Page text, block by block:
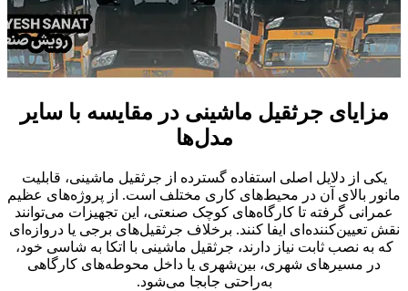
مزایای جرثقیل ماشینی در مقایسه با سایر
مدل‌ها
یکی از دلایل اصلی استفاده گسترده از جرثقیل ماشینی، قابلیت
مانور بالای آن در محیط‌های کاری مختلف است. از پروژه‌های عظیم
عمرانی گرفته تا کارگاه‌های کوچک صنعتی، این تجهیزات می‌توانند
نقش تعیین‌کننده‌ای ایفا کنند. برخلاف جرثقیل‌های برجی یا دروازه‌ای
که به نصب ثابت نیاز دارند، جرثقیل ماشینی با اتکا به شاسی خود،
در مسیرهای شهری، بین‌شهری یا داخل محوطه‌های کارگاهی
به‌راحتی جابجا می‌شود.